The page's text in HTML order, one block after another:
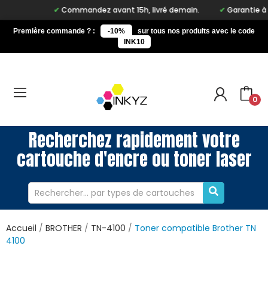
Commandez avant 15h, livré demain. Garantie à
Première commande ? : -10%
sur tous nos produits avec le code
INK10
0
Recherchez rapidement votre
cartouche d'encre ou toner laser
Accueil BROTHER TN-4100
Toner compatible Brother TN
4100